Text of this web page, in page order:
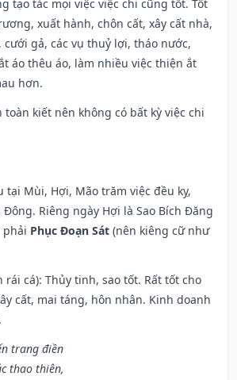
tạo tác mọi việc việc chi cũng tốt. Tốt
xuất hành, chôn cất, xây cất nhà,
gả, các vụ thuỷ lợi, tháo nước,
áo thêu áo, làm nhiều việc thiện ắt
hơn.
toàn kiết nên không có bất kỳ việc chi
tại Mùi, Hợi, Mão trăm việc đều kỵ,
Riêng ngày Hợi là Sao Bích Đăng
phải Phục Đoạn Sát (nên kiêng cữ như
rái cá): Thủy tinh, sao tốt. Rất tốt cho
cất, mai táng, hôn nhân. Kinh doanh
trang điền
thao thiên,